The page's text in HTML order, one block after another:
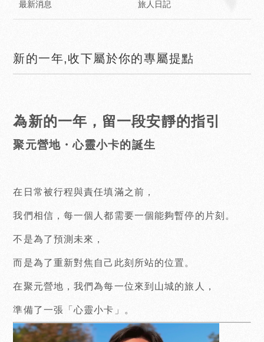
最新消息 旅人日記
新的一年,收下屬於你的專屬提點
為新的一年，留一段安靜的指引
聚元營地・心靈小卡的誕生
在日常被行程與責任填滿之前，
我們相信，每一個人都需要一個能夠暫停的片刻。
不是為了預測未來，
而是為了重新對焦自己此刻所站的位置。
在聚元營地，我們為每一位來到山城的旅人，
準備了一張「心靈小卡」。